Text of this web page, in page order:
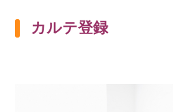
カルテ登録